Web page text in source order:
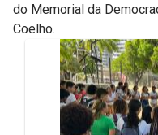
do Memorial da
Coelho.
Galeria de Mídias